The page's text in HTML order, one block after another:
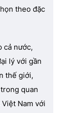
theo đặc
cả nước,
lý với gần
thế giới,
quan
Nam với